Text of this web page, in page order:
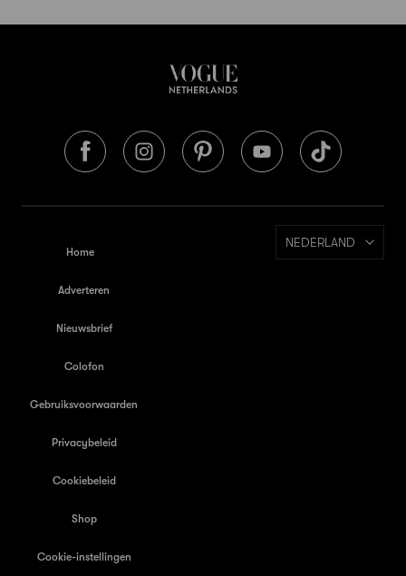
Home
Adverteren
Nieuwsbrief
Colofon
Gebruiksvoorwaarden
Privacybeleid
Cookiebeleid
Shop
Cookie-instellingen
NEDERLAND